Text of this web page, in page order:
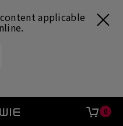
applicable
0